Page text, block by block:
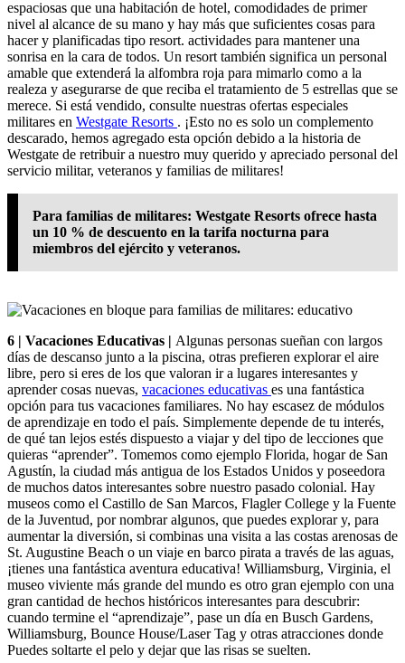
espaciosas que una habitación de hotel, comodidades de primer
nivel al alcance de su mano y hay más que suficientes cosas para
hacer y planificadas tipo resort. actividades para mantener una
sonrisa en la cara de todos. Un resort también significa un personal
amable que extenderá la alfombra roja para mimarlo como a la
realeza y asegurarse de que reciba el tratamiento de 5 estrellas que se
merece. Si está vendido, consulte nuestras ofertas especiales
militares en Westgate Resorts . ¡Esto no es solo un complemento
descarado, hemos agregado esta opción debido a la historia de
Westgate de retribuir a nuestro muy querido y apreciado personal del
servicio militar, veteranos y familias de militares!
Para familias de militares: Westgate Resorts ofrece hasta
un 10 % de descuento en la tarifa nocturna para
miembros del ejército y veteranos.
6 | Vacaciones Educativas | Algunas personas sueñan con largos
días de descanso junto a la piscina, otras prefieren explorar el aire
libre, pero si eres de los que valoran ir a lugares interesantes y
aprender cosas nuevas, vacaciones educativas es una fantástica
opción para tus vacaciones familiares. No hay escasez de módulos
de aprendizaje en todo el país. Simplemente depende de tu interés,
de qué tan lejos estés dispuesto a viajar y del tipo de lecciones que
quieras “aprender”. Tomemos como ejemplo Florida, hogar de San
Agustín, la ciudad más antigua de los Estados Unidos y poseedora
de muchos datos interesantes sobre nuestro pasado colonial. Hay
museos como el Castillo de San Marcos, Flagler College y la Fuente
de la Juventud, por nombrar algunos, que puedes explorar y, para
aumentar la diversión, si combinas una visita a las costas arenosas de
St. Augustine Beach o un viaje en barco pirata a través de las aguas,
¡tienes una fantástica aventura educativa! Williamsburg, Virginia, el
museo viviente más grande del mundo es otro gran ejemplo con una
gran cantidad de hechos históricos interesantes para descubrir:
cuando termine el “aprendizaje”, pase un día en Busch Gardens,
Williamsburg, Bounce House/Laser Tag y otras atracciones donde
Puedes soltarte el pelo y dejar que las risas se suelten.